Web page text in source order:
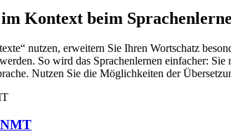
Kontext beim
nutzen, erweitern Sie Ihren Wortschatz
So wird das Sprachenlernen einfacher:
Nutzen Sie die Möglichkeiten der